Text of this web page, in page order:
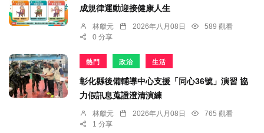
成規律運動迎接健康人生
林獻元 2026年八月08日
589 觀看
0 分享
熱門 政治 生活
彰化縣後備輔導中心支援「同心36號」演習 協
力假訊息蒐證澄清演練
林獻元 2026年八月08日
765 觀看
1 分享